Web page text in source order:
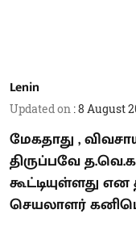
Lenin
Updated on :8 August
மேகதாது ,
திருப்பவே
கூட்டியுள்ளது
செயலாளர்